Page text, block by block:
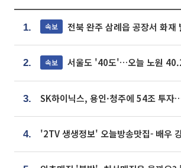
1. 속보 전북 완주 삼례읍 공장서 화재
2. 속보 서울도 '40도'…오늘 노원
3.
4.